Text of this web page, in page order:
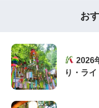
お
2026
り・ラ